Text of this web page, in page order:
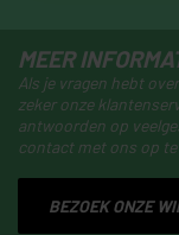
MEER
Als je vragen hebt
zeker onze
antwoorden op
contact met ons op te
BEZOEK ONZE